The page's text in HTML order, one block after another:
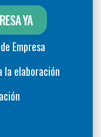
YA
Empresa
la elaboración